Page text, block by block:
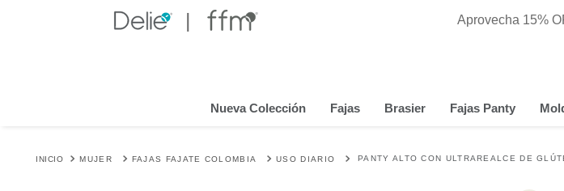
Anniversary Days 🎉.50% OFF Prendas con Control Aprovecha 15%
Nueva Colección Fajas Brasier Fajas Panty
MUJER FAJAS FAJATE COLOMBIA USO DIARIO PANTY ALTO CON ULTRAREALCE DE